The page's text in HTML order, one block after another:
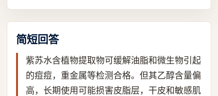
简短回答
紫苏水含植物提取物可缓解油脂和微生物引起
的痘痘，重金属等检测合格。但其乙醇含量偏
高，长期使用可能损害皮脂层，干皮和敏感肌